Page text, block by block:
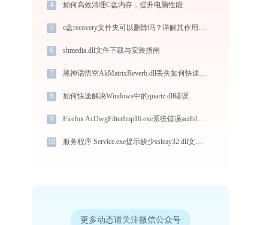
4 如何高效清理C盘内存，提升电脑性能
5 c盘recovery文件夹可以删除吗？详解其作用及影响
6 shmedia.dll文件下载与安装指南
7 黑神话悟空AkMatrixReverb.dll丢失如何快速修复？
8 如何快速解决Windows中的quartz.dll错误
9 Firefox AcDwgFilterImp16.exe系统错误acdb16.dll丢失如何解决
10 服务程序 Service.exe提示缺少ssleay32.dll文件的解决办法
更多动态请关注微信公众号